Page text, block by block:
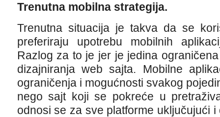
Trenutna mobilna strategija.
Trenutna situacija je takva da se
preferiraju upotrebu mobilnih
Razlog za to je jer je jedina
dizajniranja web sajta. Mobilne
ograničenja i mogućnosti svakog
nego sajt koji se pokreće u
odnosi se za sve platforme uključujući